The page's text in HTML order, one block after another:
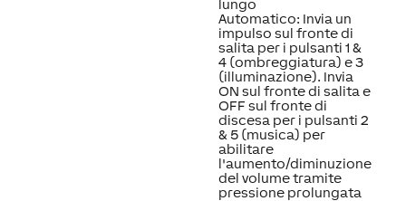
lungo
Automatico: Invia un
impulso sul fronte di
salita per i pulsanti 1 &
4 (ombreggiatura) e 3
(illuminazione). Invia
ON sul fronte di salita e
OFF sul fronte di
discesa per i pulsanti 2
& 5 (musica) per
abilitare
l'aumento/diminuzione
del volume tramite
pressione prolungata